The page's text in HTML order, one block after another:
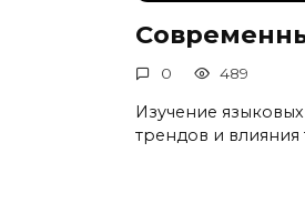
0 489
Изучение
трендов и влияния